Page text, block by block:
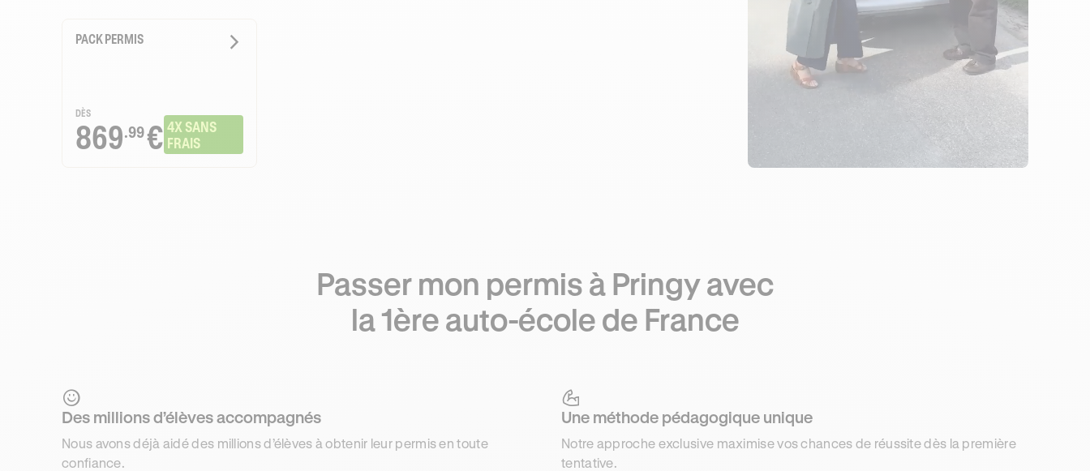
PACK PERMIS
DÈS
869.99€ 4X SANS
FRAIS
Passer mon permis à Pringy avec
la 1ère auto-école de France
Des millions d’élèves accompagnés
Nous avons déjà aidé des millions d’élèves à obtenir leur permis en toute
confiance.
Une méthode pédagogique unique
Notre approche exclusive maximise vos chances de réussite dès la première
tentative.